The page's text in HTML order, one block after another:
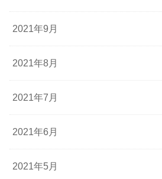
2021年9月
2021年8月
2021年7月
2021年6月
2021年5月